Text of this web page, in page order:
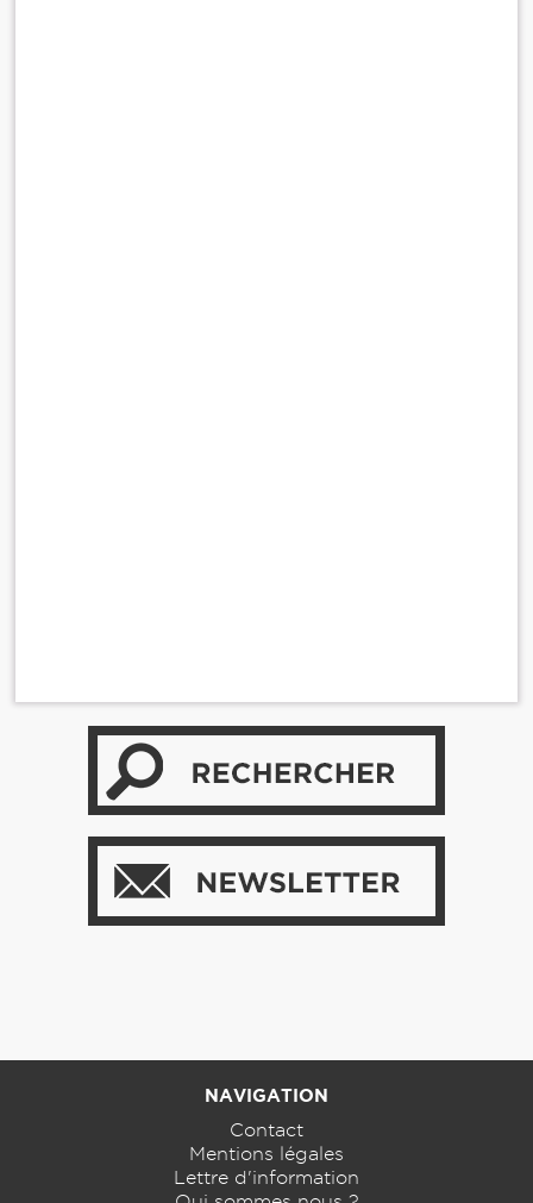
NAVIGATION
Contact
Mentions légales
Lettre d'information